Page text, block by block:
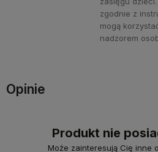
zgodnie z
mogą
nadzorem
Opinie
Produkt nie
Może zainteresują Cię inne